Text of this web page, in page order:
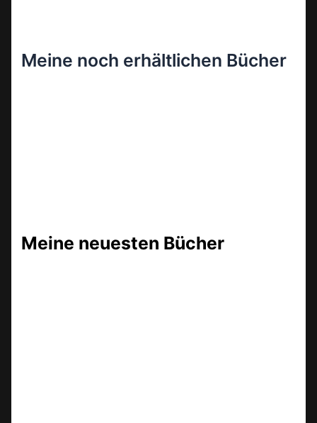
Meine noch erhältlichen Bücher
Meine neuesten Bücher